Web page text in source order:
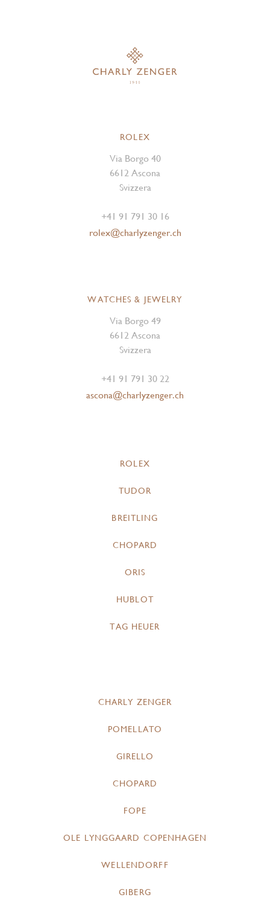
ROLEX
Via Borgo 40
6612 Ascona
Svizzera
+41 91 791 30 16
rolex@charlyzenger.ch
WATCHES & JEWELRY
Via Borgo 49
6612 Ascona
Svizzera
+41 91 791 30 22
ascona@charlyzenger.ch
ROLEX
TUDOR
BREITLING
CHOPARD
ORIS
HUBLOT
TAG HEUER
CHARLY ZENGER
POMELLATO
GIRELLO
CHOPARD
FOPE
OLE LYNGGAARD COPENHAGEN
WELLENDORFF
GIBERG